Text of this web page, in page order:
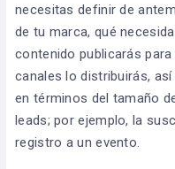
necesitas definir de
de tu marca, qué
contenido publicarás
canales lo distribuirás,
en términos del tamaño
leads; por ejemplo, la
registro a un evento.